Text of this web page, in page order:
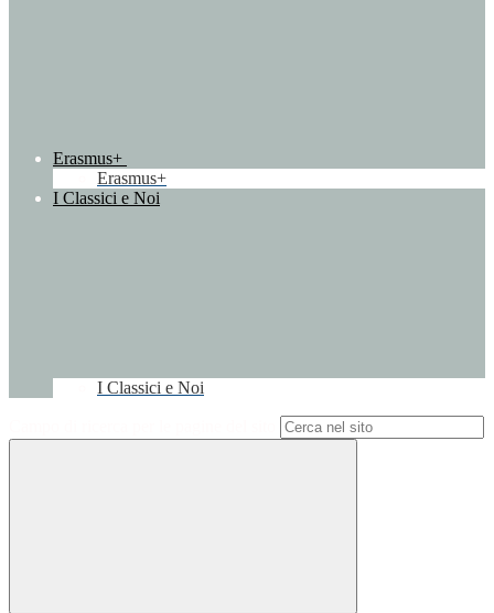
Erasmus+
Erasmus+
I Classici e Noi
I Classici e Noi